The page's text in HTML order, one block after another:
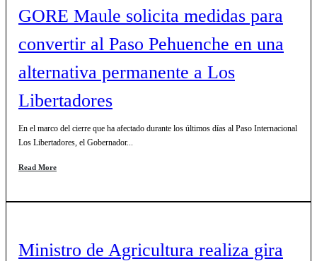
GORE Maule solicita medidas para
convertir al Paso Pehuenche en una
alternativa permanente a Los
Libertadores
En el marco del cierre que ha afectado durante los últimos días al Paso Internacional
Los Libertadores, el Gobernador...
Read More
Ministro de Agricultura realiza gira